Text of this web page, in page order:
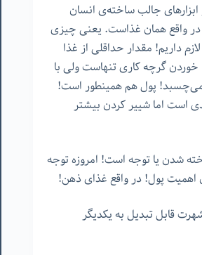
جالب ساخته‌ی انسان
واقع همان غذاست. یعنی چیزی
داریم! مقدار حداقلی از غذا
گرچه کاری تنهاست ولی با
پول هم همینطور است!
است اما شییر کردن بیشتر
شدن یا توجه است! امروزه توجه
اهمیت پول! در واقع غذای ذهن!
قابل تبدیل به یکدیگر